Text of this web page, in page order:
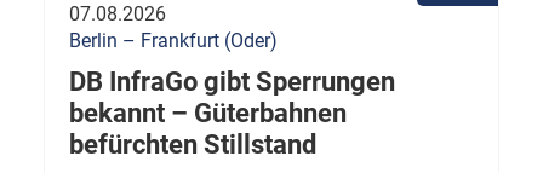
07.08.2026
Berlin – Frankfurt (Oder)
DB InfraGo gibt Sperrungen
bekannt – Güterbahnen
befürchten Stillstand